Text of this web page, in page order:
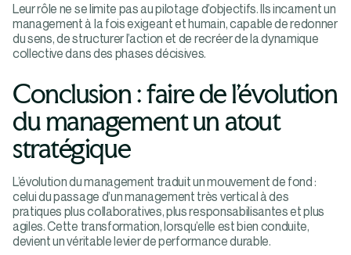
Leur rôle ne se limite pas au pilotage d’objectifs. Ils incarnent un
management à la fois exigeant et humain, capable de redonner
du sens, de structurer l’action et de recréer de la dynamique
collective dans des phases décisives.
Conclusion : faire de l’évolution
du management un atout
stratégique
L’évolution du management traduit un mouvement de fond :
celui du passage d’un management très vertical à des
pratiques plus collaboratives, plus responsabilisantes et plus
agiles. Cette transformation, lorsqu’elle est bien conduite,
devient un véritable levier de performance durable.